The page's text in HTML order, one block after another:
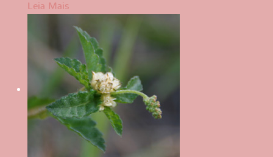
Leia Mais